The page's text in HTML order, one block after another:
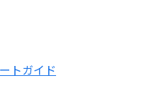
トガイド